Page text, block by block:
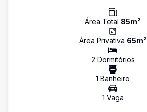
Área Total 85m²
Área Privativa 65m²
2 Dormitórios
1 Banheiro
1 Vaga